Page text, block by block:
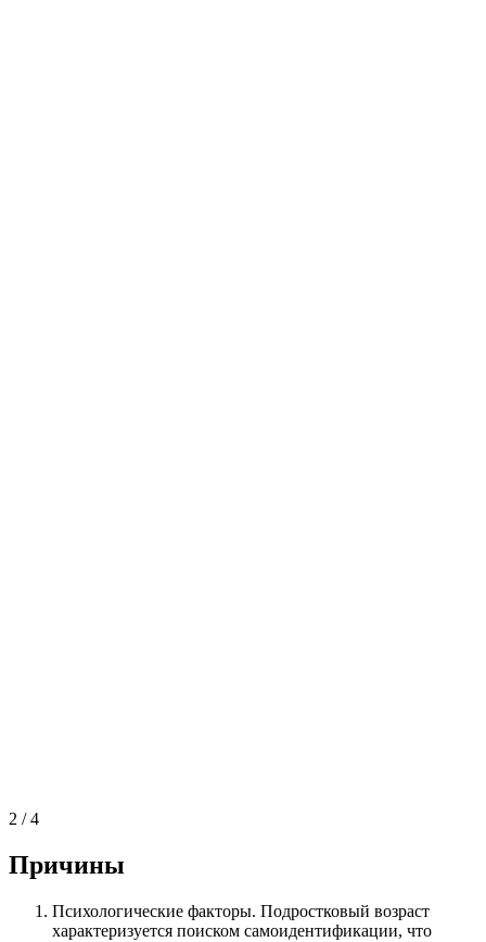
2 /4
Причины
Психологические факторы. Подростковый возраст
характеризуется поиском самоидентификации, что